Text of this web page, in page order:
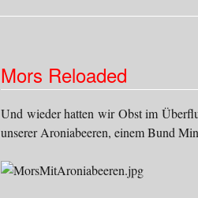
Mors Reloaded
Und wieder hatten wir Obst im
unserer Aroniabeeren, einem Bund